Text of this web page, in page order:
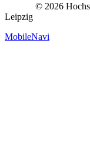
© 2026
Leipzig
MobileNavi